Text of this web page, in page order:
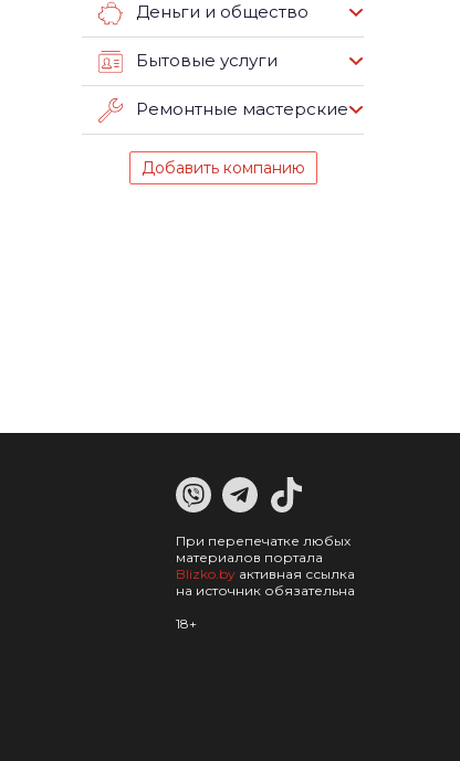
Деньги и общество
Бытовые услуги
Ремонтные мастерские
Добавить компанию
При перепечатке любых
материалов портала
Blizko.by активная ссылка
на источник обязательна
18+